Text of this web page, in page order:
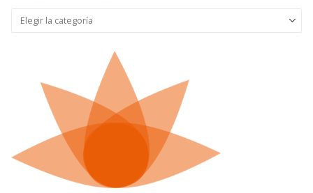
Seleccionar
categoría